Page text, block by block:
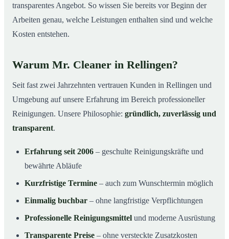
transparentes Angebot. So wissen Sie bereits vor Beginn der
Arbeiten genau, welche Leistungen enthalten sind und welche
Kosten entstehen.
Warum Mr. Cleaner in Rellingen?
Seit fast zwei Jahrzehnten vertrauen Kunden in Rellingen und
Umgebung auf unsere Erfahrung im Bereich professioneller
Reinigungen. Unsere Philosophie: gründlich, zuverlässig und
transparent.
Erfahrung seit 2006 – geschulte Reinigungskräfte und
bewährte Abläufe
Kurzfristige Termine – auch zum Wunschtermin möglich
Einmalig buchbar – ohne langfristige Verpflichtungen
Professionelle Reinigungsmittel und moderne Ausrüstung
Transparente Preise – ohne versteckte Zusatzkosten